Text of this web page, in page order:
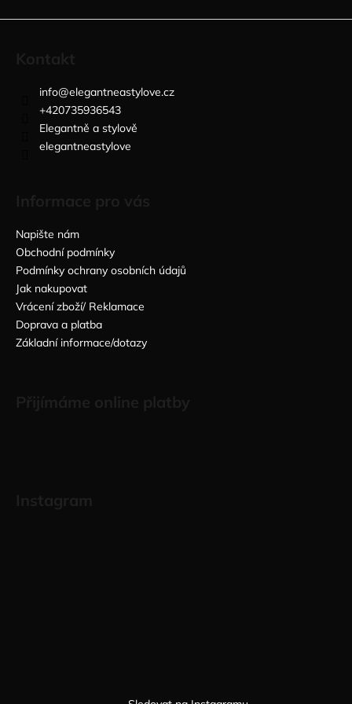
info@elegantneastylove.cz
+420735936543
Elegantně a stylově
elegantneastylove
Napište nám
Obchodní podmínky
Podmínky ochrany osobních údajů
Jak nakupovat
Vrácení zboží/ Reklamace
Doprava a platba
Základní informace/dotazy